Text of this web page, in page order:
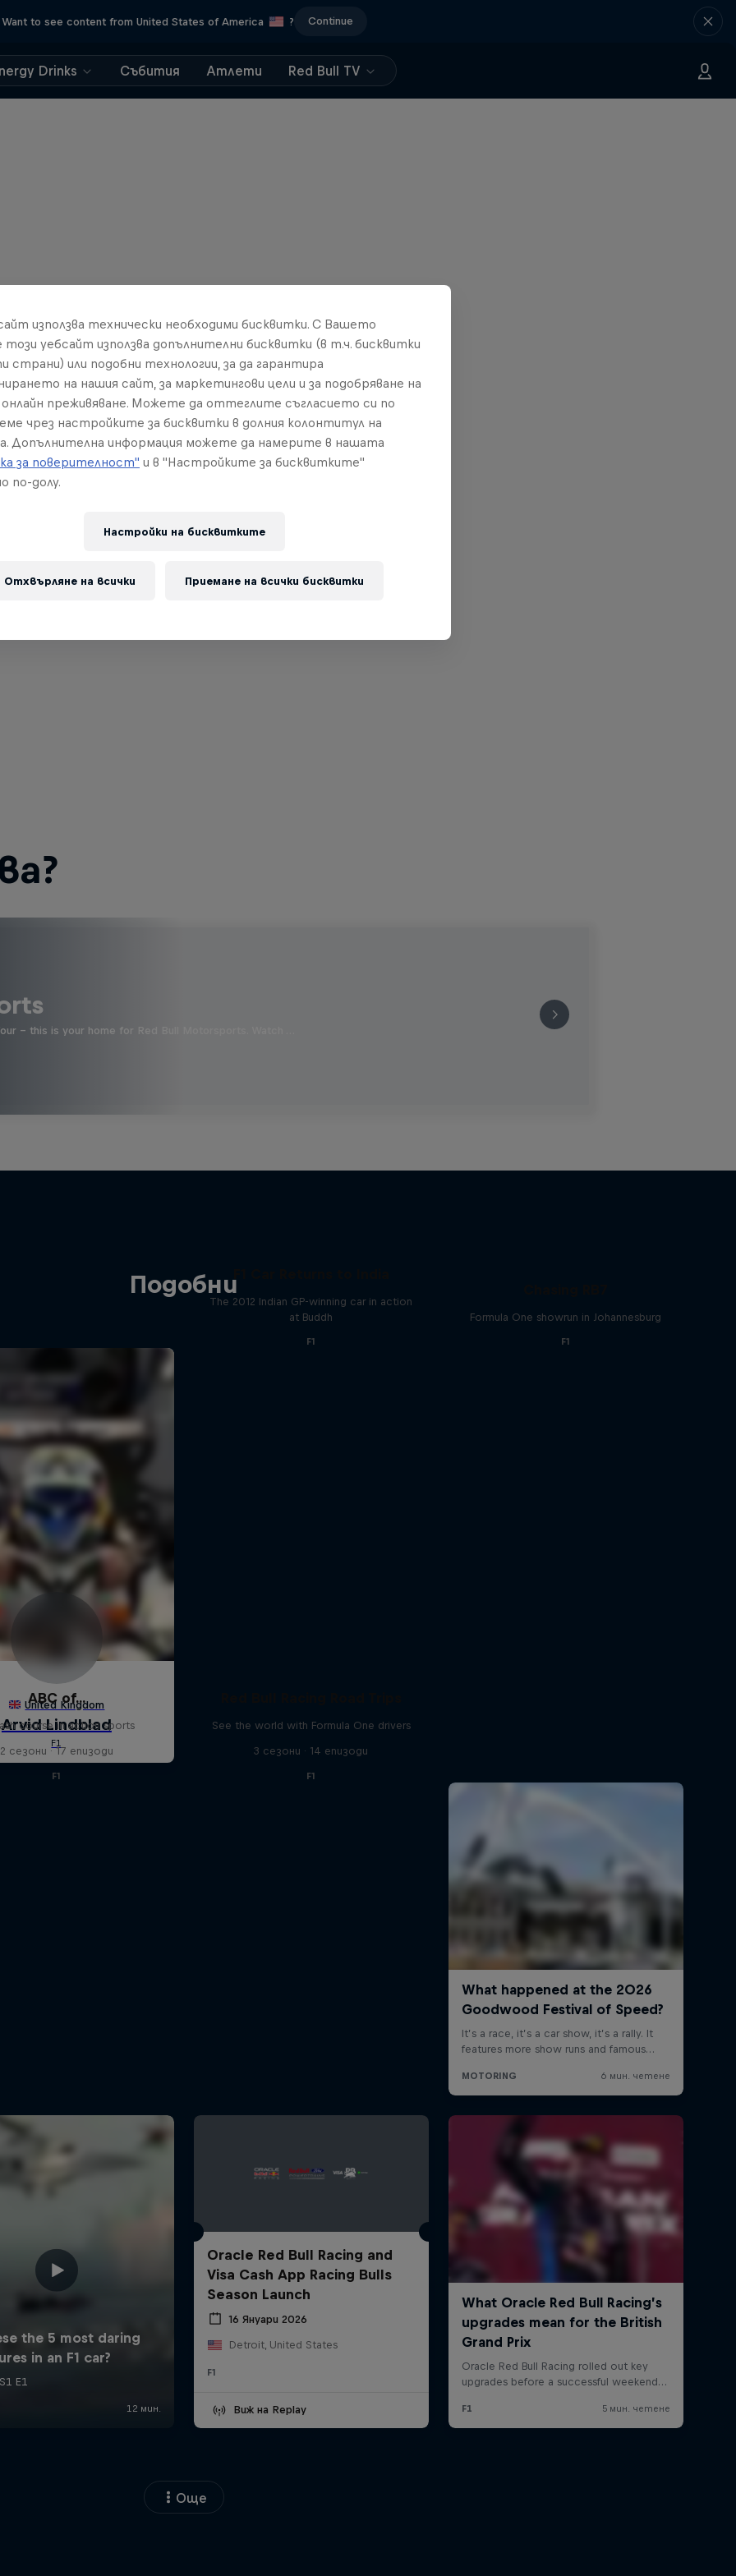
Want to see content from United States of America ? Continue
Drinks Събития Атлети Red Bull TV
- this is your home for Red Bull Motorsports. Watch …
Подобни
The 2012 Indian GP-winning car in action
at Buddh
F1
Formula One showrun in Johannesburg
F1
ABC of...
course in action sports
2 сезони · 17 епизоди
F1
See the world with Formula One drivers
3 сезони · 14 епизоди
F1
Oracle Red Bull Racing and
Visa Cash App Racing Bulls
Season Launch
16 Януари 2026
Detroit, United States
F1
Виж на Replay
Още
използва технически необходими бисквитки. С Вашето
този уебсайт използва допълнителни бисквитки (в т.ч. бисквитки
страни) или подобни технологии, за да гарантира
на нашия сайт, за маркетингови цели и за подобряване на
преживяване. Можете да оттеглите съгласието си по
чрез настройките за бисквитки в долния колонтитул на
Допълнителна информация можете да намерите в нашата
за поверителност" и в "Настройките за бисквитките"
по-долу.
Настройки на бисквитките
Отхвърляне на всички Приемане на всички бисквитки